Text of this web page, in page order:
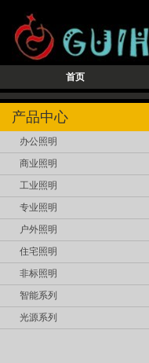
首页
产品中心
办公照明
商业照明
工业照明
专业照明
户外照明
住宅照明
非标照明
智能系列
光源系列